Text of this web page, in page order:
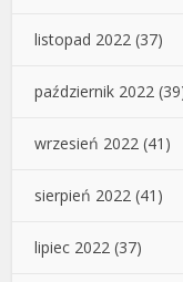
listopad 2022 (37)
październik 2022
wrzesień 2022 (41)
sierpień 2022 (41)
lipiec 2022 (37)